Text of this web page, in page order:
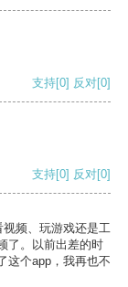
支持[0] 反对[0]
支持[0] 反对[0]
频、玩游戏还是工
了。以前出差的时
这个app，我再也不